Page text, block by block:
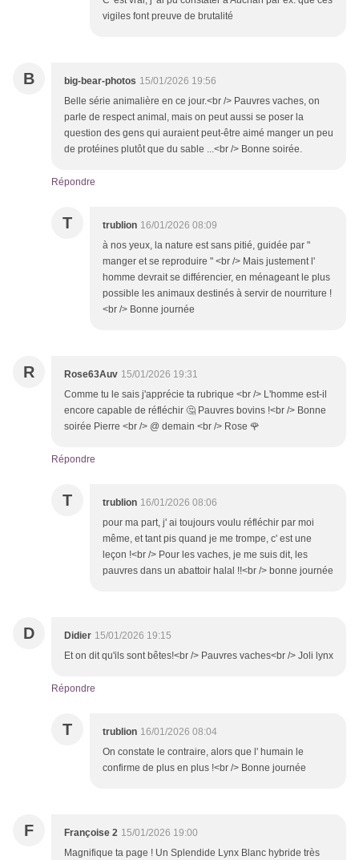
vigiles font preuve de brutalité
B big-bear-photos 15/01/2026 19:56
Belle série animalière en ce jour.<br /> Pauvres vaches, on
parle de respect animal, mais on peut aussi se poser la
question des gens qui auraient peut-être aimé manger un peu
de protéines plutôt que du sable ...<br /> Bonne soirée.
Répondre
T trublion 16/01/2026 08:09
à nos yeux, la nature est sans pitié, guidée par "
manger et se reproduire " <br /> Mais justement l'
homme devrait se différencier, en ménageant le plus
possible les animaux destinés à servir de nourriture !
<br /> Bonne journée
R Rose63Auv 15/01/2026 19:31
Comme tu le sais j'apprécie ta rubrique <br /> L'homme est-il
encore capable de réfléchir 🤔 Pauvres bovins !<br /> Bonne
soirée Pierre <br /> @ demain <br /> Rose 🌹
Répondre
T trublion 16/01/2026 08:06
pour ma part, j' ai toujours voulu réfléchir par moi
même, et tant pis quand je me trompe, c' est une
leçon !<br /> Pour les vaches, je me suis dit, les
pauvres dans un abattoir halal !!<br /> bonne journée
D Didier 15/01/2026 19:15
Et on dit qu'ils sont bêtes!<br /> Pauvres vaches<br /> Joli lynx
Répondre
T trublion 16/01/2026 08:04
On constate le contraire, alors que l' humain le
confirme de plus en plus !<br /> Bonne journée
F Françoise 2 15/01/2026 19:00
Magnifique ta page ! Un Splendide Lynx Blanc hybride très